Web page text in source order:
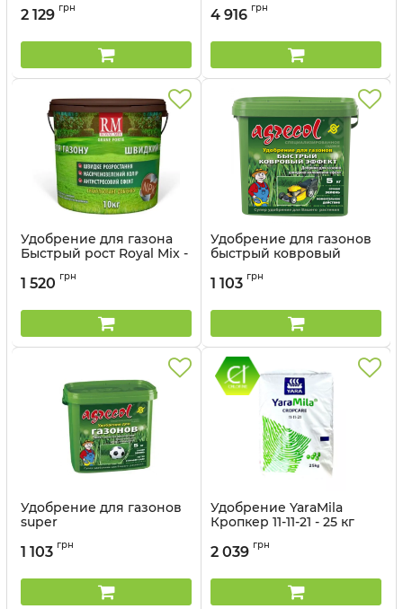
Артикул:
2 129 грн 4 916 грн
Удобрение для газона
Быстрый рост Royal Mix -
Артикул:
1 520 грн
Удобрение для газонов
быстрый ковровый
Артикул:
1 103 грн
Удобрение для газонов
super
Agrecol - 5 кг
1 103 грн
Удобрение YaraMila
Кропкер 11-11-21 - 25 кг
2 039 грн